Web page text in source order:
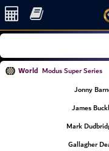
World Modus Super Series
Jonny
James
Mark
Gallagher